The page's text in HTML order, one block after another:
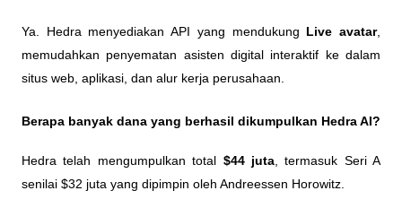
Ya. Hedra menyediakan API yang mendukung Live avatar,
memudahkan penyematan asisten digital interaktif ke dalam
situs web, aplikasi, dan alur kerja perusahaan.
Berapa banyak dana yang berhasil dikumpulkan Hedra AI?
Hedra telah mengumpulkan total $44 juta, termasuk Seri A
senilai $32 juta yang dipimpin oleh Andreessen Horowitz.